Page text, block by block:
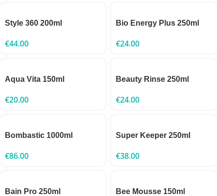
Style 360 200ml
€44.00
Bio Energy Plus 250ml
€24.00
Aqua Vita 150ml
€20.00
Beauty Rinse 250ml
€24.00
Bombastic 1000ml
€86.00
Super Keeper 250ml
€38.00
Bain Pro 250ml Bee Mousse 150ml